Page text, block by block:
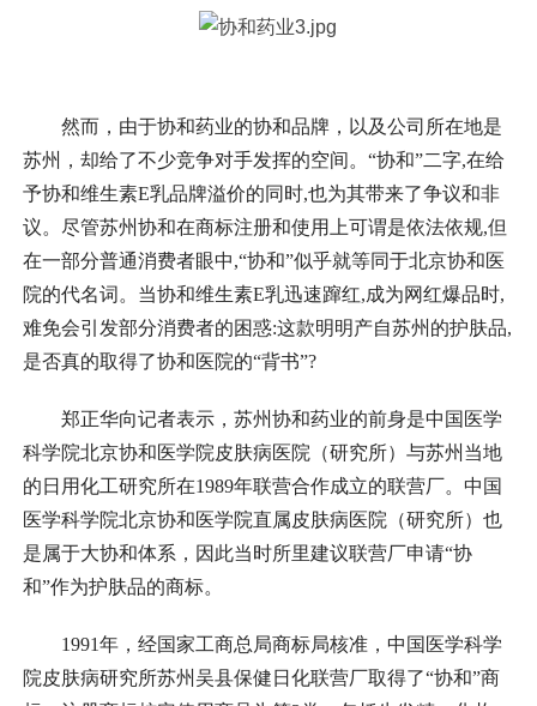
然而，由于协和药业的协和品牌，以及公司所在地是
苏州，却给了不少竞争对手发挥的空间。“协和”二字,在给
予协和维生素E乳品牌溢价的同时,也为其带来了争议和非
议。尽管苏州协和在商标注册和使用上可谓是依法依规,但
在一部分普通消费者眼中,“协和”似乎就等同于北京协和医
院的代名词。当协和维生素E乳迅速蹿红,成为网红爆品时,
难免会引发部分消费者的困惑:这款明明产自苏州的护肤品,
是否真的取得了协和医院的“背书”?
郑正华向记者表示，苏州协和药业的前身是中国医学
科学院北京协和医学院皮肤病医院（研究所）与苏州当地
的日用化工研究所在1989年联营合作成立的联营厂。中国
医学科学院北京协和医学院直属皮肤病医院（研究所）也
是属于大协和体系，因此当时所里建议联营厂申请“协
和”作为护肤品的商标。
1991年，经国家工商总局商标局核准，中国医学科学
院皮肤病研究所苏州吴县保健日化联营厂取得了“协和”商